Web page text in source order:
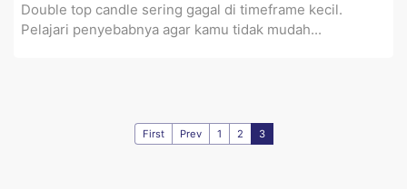
Double top candle sering gagal di timeframe kecil.
Pelajari penyebabnya agar kamu tidak mudah...
First Prev 1 2 3